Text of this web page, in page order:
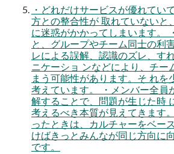
・どれだけサービスが優れてい
方との整合性が 取れていないと
に迷惑がかかってしまいます。
と、グループやチーム同士の利
レによる誤解、認識のズレ、す
ニケーショ ンなどにより、チー
まう可能性があります。そ れを
考えています。 ・メンバー全員
解することで、問題が生じた時
考えるべき本質が見えてきます
ったときは、カルチャーをベー
けばきっとみんなが同じ方向に
です。